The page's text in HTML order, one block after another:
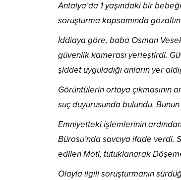
Antalya’da 1 yaşındaki bir
soruşturma kapsamında
İddiaya göre, baba Osman
güvenlik kamerası yerleştirdi.
şiddet uyguladığı anların yer
Görüntülerin ortaya çıkmasının
suç duyurusunda bulundu.
Emniyetteki işlemlerinin
Bürosu’nda savcıya ifade verdi.
edilen Moti, tutuklanarak
Olayla ilgili soruşturmanın